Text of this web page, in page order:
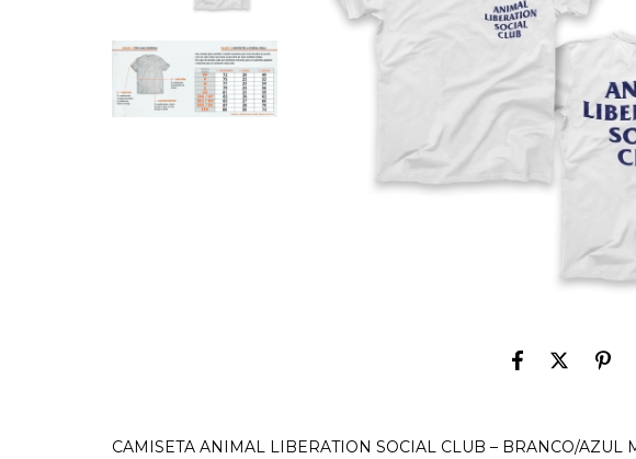
CAMISETA ANIMAL LIBERATION SOCIAL CLUB – BRANCO/AZUL